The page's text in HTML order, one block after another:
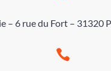
– 6 rue du Fort – 31320
